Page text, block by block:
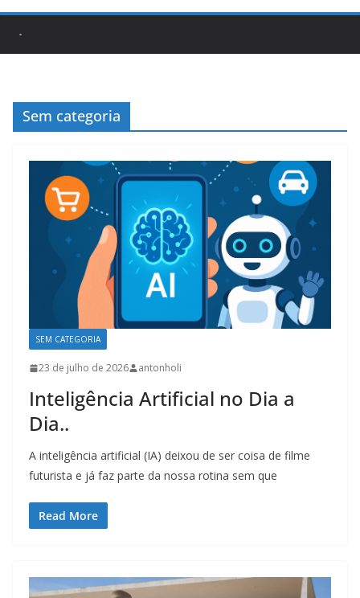
Sem categoria
SEM CATEGORIA
23 de julho de 2026 antonholi
Inteligência Artificial no Dia a
Dia..
A inteligência artificial (IA) deixou de ser coisa de filme
futurista e já faz parte da nossa rotina sem que
Read More